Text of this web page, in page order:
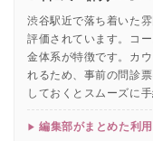
渋谷駅近で落ち着いた
評価されています。コ
金体系が特徴です。カ
れるため、事前の問診
しておくとスムーズに
編集部がまとめた利